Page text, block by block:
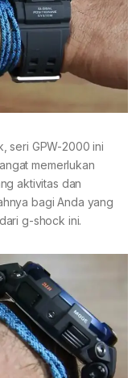
seri GPW-2000 ini
memerlukan
aktivitas dan
bagi Anda yang
g-shock ini.